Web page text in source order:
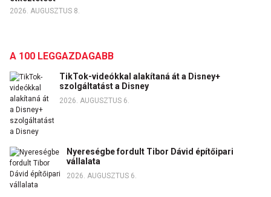
2026. AUGUSZTUS 8.
A 100 LEGGAZDAGABB
TikTok-videókkal alakítaná át a Disney+
szolgáltatást a Disney
2026. AUGUSZTUS 6.
Nyereségbe fordult Tibor Dávid építőipari
vállalata
2026. AUGUSZTUS 6.